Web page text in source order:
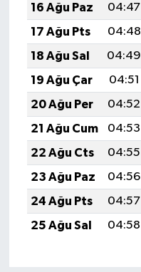
16 Ağu Paz
04:47
17 Ağu Pts
04:48
18 Ağu Sal
04:49
19 Ağu Çar
04:51
20 Ağu Per
04:52
21 Ağu Cum
04:53
22 Ağu Cts
04:55
23 Ağu Paz
04:56
24 Ağu Pts
04:57
25 Ağu Sal
04:58